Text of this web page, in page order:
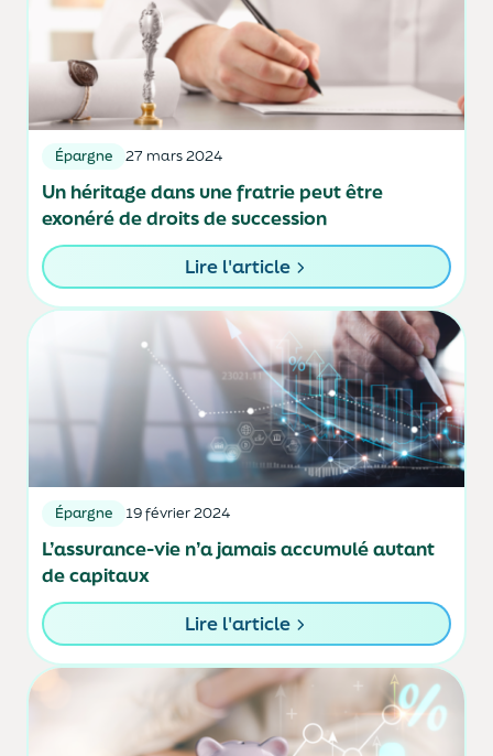
Épargne 27 mars 2024
Un héritage dans une fratrie peut être
exonéré de droits de succession
Lire l'article
Épargne 19 février 2024
L’assurance-vie n’a jamais accumulé autant
de capitaux
Lire l'article